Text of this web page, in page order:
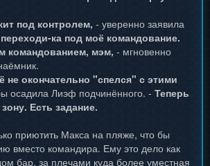
под контролем, - уверенно заявила
ка под моё командование.
командованием, мэм, - мгновенно
не окончательно "спелся" с этими
осадила Лиэф подчинённого. - Теперь
Есть задание.
приютить Макса на пляже, что бы
вместо командира. Ему это дело как
бар, за плечами куда более уместная